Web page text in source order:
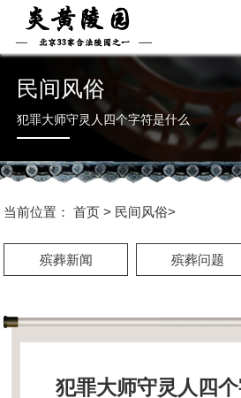
民间风俗
犯罪大师守灵人四个字符是什么
当前位置：首页 > 民间风俗>
殡葬新闻 殡葬问题
犯罪大师守灵人四